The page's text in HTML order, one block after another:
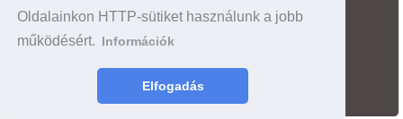
Oldalainkon HTTP-sütiket használunk a jobb
működésért. Információk
Elfogadás
Oldaltérkép